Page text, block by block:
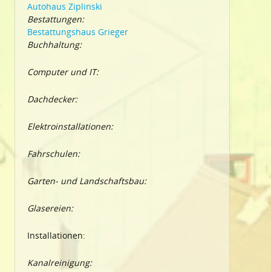
Autohaus Ziplinski
Bestattungen:
Bestattungshaus Grieger
Buchhaltung:
Computer und IT:
Dachdecker:
Elektroinstallationen:
Fahrschulen:
Garten- und Landschaftsbau:
Glasereien:
Installationen:
Kanalreinigung: